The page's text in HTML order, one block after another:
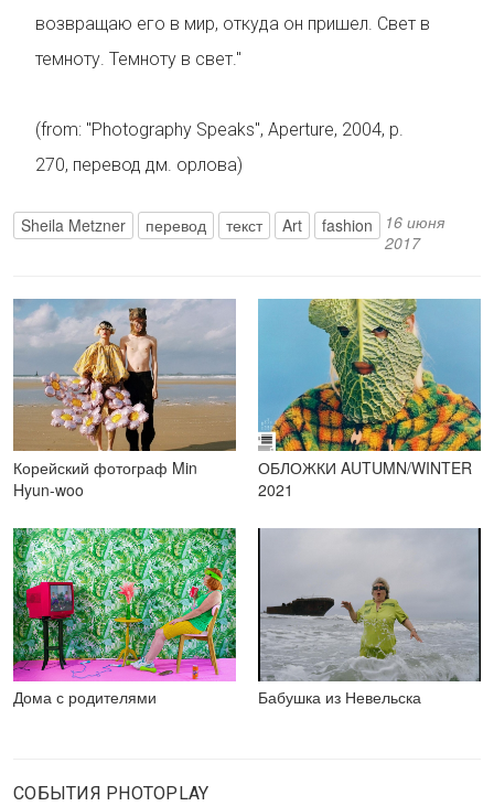
возвращаю его в мир, откуда он пришел. Свет в
темноту. Темноту в свет."
(from: "Photography Speaks", Aperture, 2004, p.
270, перевод дм. орлова)
Sheila Metzner перевод текст Art fashion
16 июня
2017
Корейский фотограф Min
Hyun-woo
ОБЛОЖКИ AUTUMN/WINTER
2021
Дома с родителями Бабушка из Невельска
СОБЫТИЯ PHOTOPLAY